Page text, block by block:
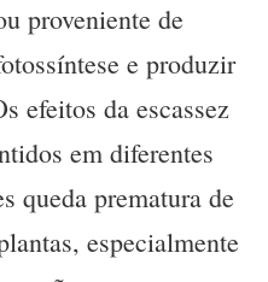
proveniente de
e produzir
efeitos da escassez
em diferentes
queda prematura de
especialmente